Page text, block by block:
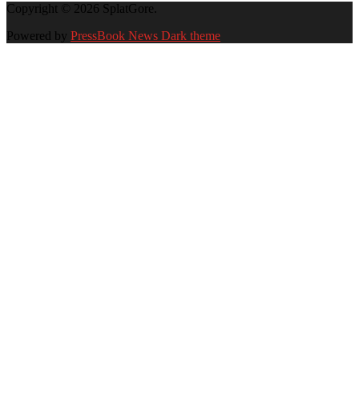
Copyright © 2026 SplatGore.
Powered by PressBook News Dark theme